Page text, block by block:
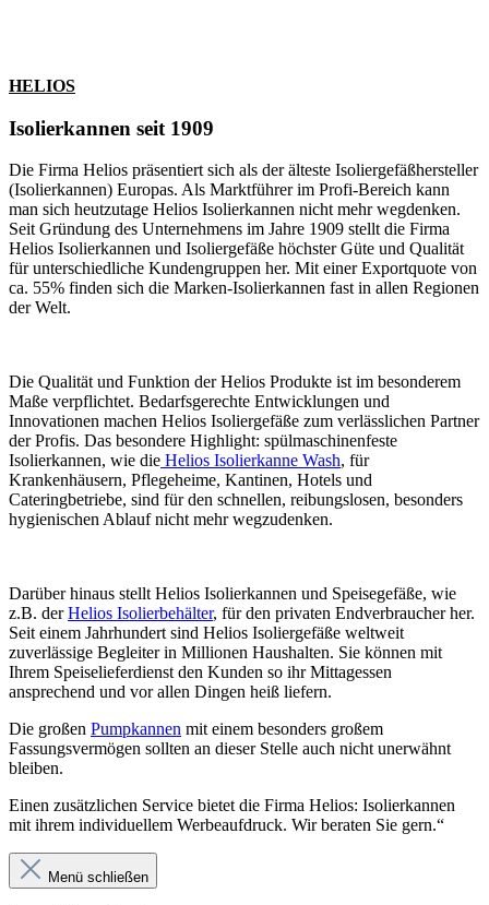
HELIOS
Isolierkannen seit 1909
Die Firma Helios präsentiert sich als der älteste Isoliergefäßhersteller
(Isolierkannen) Europas. Als Marktführer im Profi-Bereich kann
man sich heutzutage Helios Isolierkannen nicht mehr wegdenken.
Seit Gründung des Unternehmens im Jahre 1909 stellt die Firma
Helios Isolierkannen und Isoliergefäße höchster Güte und Qualität
für unterschiedliche Kundengruppen her. Mit einer Exportquote von
ca. 55% finden sich die Marken-Isolierkannen fast in allen Regionen
der Welt.
Die Qualität und Funktion der Helios Produkte ist im besonderem
Maße verpflichtet. Bedarfsgerechte Entwicklungen und
Innovationen machen Helios Isoliergefäße zum verlässlichen Partner
der Profis. Das besondere Highlight: spülmaschinenfeste
Isolierkannen, wie die Helios Isolierkanne Wash, für
Krankenhäusern, Pflegeheime, Kantinen, Hotels und
Cateringbetriebe, sind für den schnellen, reibungslosen, besonders
hygienischen Ablauf nicht mehr wegzudenken.
Darüber hinaus stellt Helios Isolierkannen und Speisegefäße, wie
z.B. derHelios Isolierbehälter, für den privaten Endverbraucher her.
Seit einem Jahrhundert sind Helios Isoliergefäße weltweit
zuverlässige Begleiter in Millionen Haushalten. Sie können mit
Ihrem Speiselieferdienst den Kunden so ihr Mittagessen
ansprechend und vor allen Dingen heiß liefern.
Die großen Pumpkannen mit einem besonders großem
Fassungsvermögen sollten an dieser Stelle auch nicht unerwähnt
bleiben.
Einen zusätzlichen Service bietet die Firma Helios: Isolierkannen
mit ihrem individuellem Werbeaufdruck. Wir beraten Sie gern.“
Menü schließen